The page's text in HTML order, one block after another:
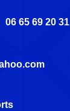
06 65 69 20 31